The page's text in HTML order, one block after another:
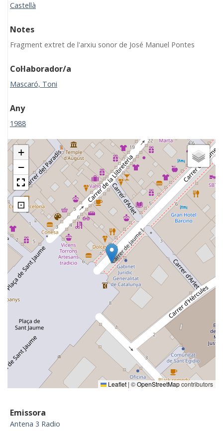
Castellà
Notes
Fragment extret de l'arxiu sonor de José Manuel Pontes
Col·laborador/a
Mascaró, Toni
Any
1988
+
−
⊡
Leaflet|©OpenStreetMapcontributors
Emissora
Antena 3 Radio